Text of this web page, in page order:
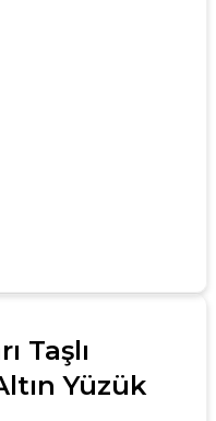
Taşlı
Yüzük